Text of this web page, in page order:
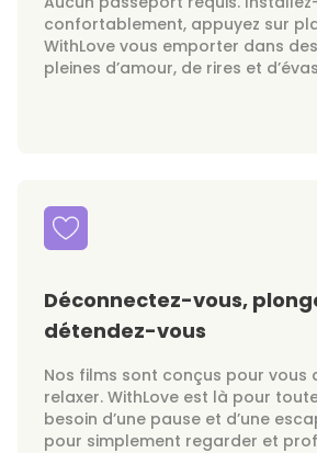
confortablement, appuyez sur
WithLove vous emporter dans
pleines d’amour, de rires et
Déconnectez-vous,
détendez-vous
Nos films sont conçus pour vous
relaxer. WithLove est là pour
besoin d’une pause et d’une
pour simplement regarder et